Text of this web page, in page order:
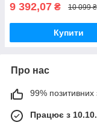
9 392,07 ₴ 10 099 ₴
Купити
Про нас
99% позитивних
Працює з